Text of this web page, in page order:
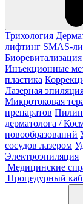
Трихология
лифтинг SMAS-
Биоревитализация
Инъекционные
пластика
Лазерная
Микротоковая
препаратов
дерматолога /
новообразований
сосудов лазером
Электроэпиляция
Медицинские
Процедурный